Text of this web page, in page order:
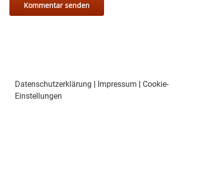
Datenschutzerklärung Impressum
Cookie-
Einstellungen